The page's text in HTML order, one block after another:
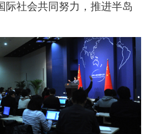
际社会共同努力，推进半岛